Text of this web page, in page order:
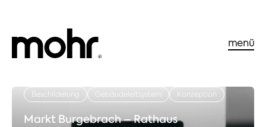
menü
Beschilderung Gebäudeleitsystem Konzeption
Markt Burgebrach – Rathaus